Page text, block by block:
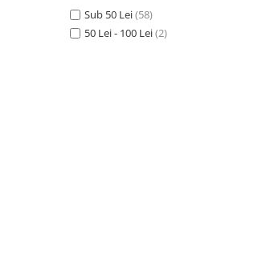
RENAULT CAMIOANE
VOLVO CAMIOANE
Sub 50 Lei(58)
50 Lei - 100 Lei(2)